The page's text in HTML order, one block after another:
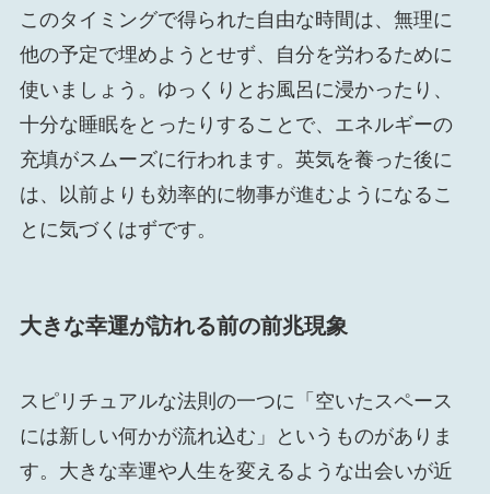
このタイミングで得られた自由な時間は、無理に
他の予定で埋めようとせず、自分を労わるために
使いましょう。ゆっくりとお風呂に浸かったり、
十分な睡眠をとったりすることで、エネルギーの
充填がスムーズに行われます。英気を養った後に
は、以前よりも効率的に物事が進むようになるこ
とに気づくはずです。
大きな幸運が訪れる前の前兆現象
スピリチュアルな法則の一つに「空いたスペース
には新しい何かが流れ込む」というものがありま
す。大きな幸運や人生を変えるような出会いが近